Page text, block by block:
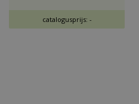
catalogusprijs: -